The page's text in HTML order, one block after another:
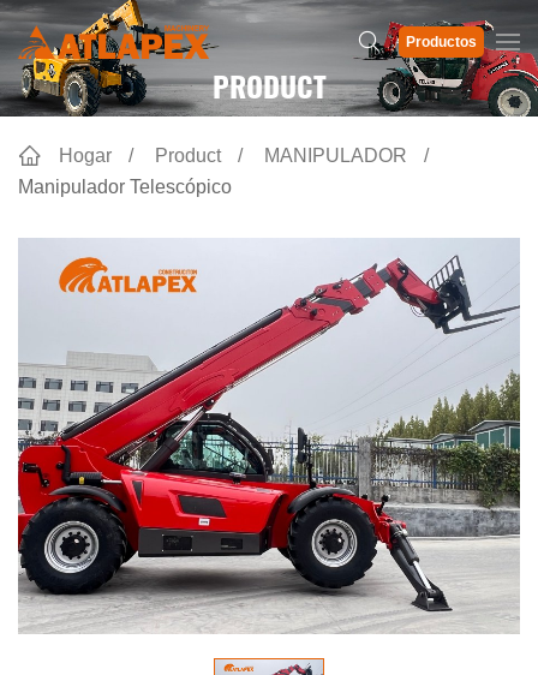
Productos
PRODUCT
Hogar Product
MANIPULADOR
Manipulador Telescópico